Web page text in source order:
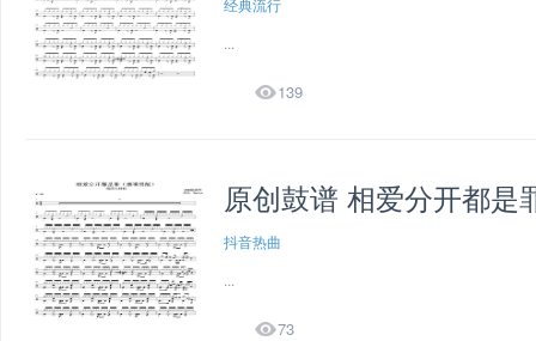
经典流行
139
原创鼓谱 相爱分开都是
抖音热曲
73